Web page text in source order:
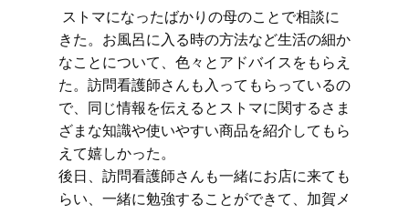
​ストマになったばかりの母のことで相談に
きた。お風呂に入る時の方法など生活の細か
なことについて、色々とアドバイスをもらえ
た。訪問看護師さんも入ってもらっているの
で、同じ情報を伝えるとストマに関するさま
ざまな知識や使いやすい商品を紹介してもら
えて嬉しかった。
後日、訪問看護師さんも一緒にお店に来ても
らい、一緒に勉強することができて、加賀メ